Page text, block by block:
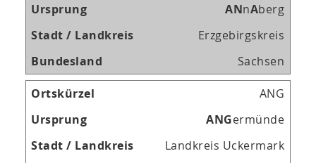
ANnAberg
Erzgebirgskreis
Sachsen
ANG
ANGermünde
Landkreis Uckermark